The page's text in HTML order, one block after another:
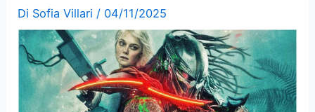
Di Sofia Villari / 04/11/2025